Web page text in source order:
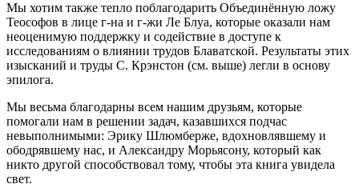
Мы хотим также тепло поблагодарить Объединённую ложу
Теософов в лице г-на и г-жи Ле Блуа, которые оказали нам
неоценимую поддержку и содействие в доступе к
исследованиям о влиянии трудов Блаватской. Результаты этих
изысканий и труды С. Крэнстон (см. выше) легли в основу
эпилога.
Мы весьма благодарны всем нашим друзьям, которые
помогали нам в решении задач, казавшихся подчас
невыполнимыми: Эрику Шлюмберже, вдохновлявшему и
ободрявшему нас, и Александру Морьясону, который как
никто другой способствовал тому, чтобы эта книга увидела
свет.